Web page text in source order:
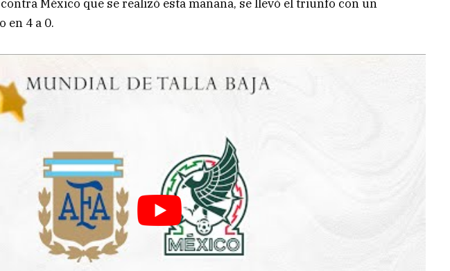
México que se realizó esta mañana, se llevó el triunfo con un
en 4 a 0.